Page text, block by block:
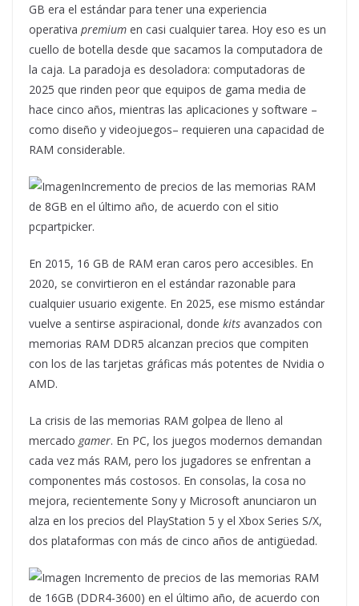
GB era el estándar para tener una experiencia
operativa premium en casi cualquier tarea. Hoy eso es un
cuello de botella desde que sacamos la computadora de
la caja. La paradoja es desoladora: computadoras de
2025 que rinden peor que equipos de gama media de
hace cinco años, mientras las aplicaciones y software –
como diseño y videojuegos– requieren una capacidad de
RAM considerable.
Incremento de precios de las memorias RAM
de 8GB en el último año, de acuerdo con el sitio
pcpartpicker.
En 2015, 16 GB de RAM eran caros pero accesibles. En
2020, se convirtieron en el estándar razonable para
cualquier usuario exigente. En 2025, ese mismo estándar
vuelve a sentirse aspiracional, donde kits avanzados con
memorias RAM DDR5 alcanzan precios que compiten
con los de las tarjetas gráficas más potentes de Nvidia o
AMD.
La crisis de las memorias RAM golpea de lleno al
mercado gamer. En PC, los juegos modernos demandan
cada vez más RAM, pero los jugadores se enfrentan a
componentes más costosos. En consolas, la cosa no
mejora, recientemente Sony y Microsoft anunciaron un
alza en los precios del PlayStation 5 y el Xbox Series S/X,
dos plataformas con más de cinco años de antigüedad.
Incremento de precios de las memorias RAM
de 16GB (DDR4-3600) en el último año, de acuerdo con